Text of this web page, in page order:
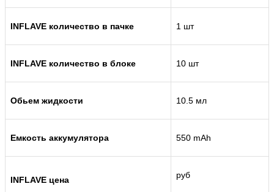
INFLAVE количество в пачке 1 шт
INFLAVE количество в блоке 10 шт
Обьем жидкости 10.5 мл
Емкость аккумулятора 550 mAh
INFLAVE цена руб